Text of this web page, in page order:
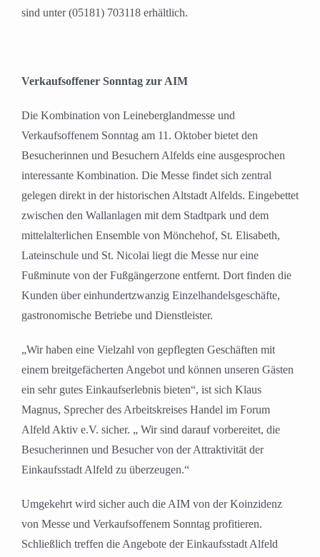
sind unter (05181) 703118 erhältlich.
Verkaufsoffener Sonntag zur AIM
Die Kombination von Leineberglandmesse und
Verkaufsoffenem Sonntag am 11. Oktober bietet den
Besucherinnen und Besuchern Alfelds eine ausgesprochen
interessante Kombination. Die Messe findet sich zentral
gelegen direkt in der historischen Altstadt Alfelds. Eingebettet
zwischen den Wallanlagen mit dem Stadtpark und dem
mittelalterlichen Ensemble von Mönchehof, St. Elisabeth,
Lateinschule und St. Nicolai liegt die Messe nur eine
Fußminute von der Fußgängerzone entfernt. Dort finden die
Kunden über einhundertzwanzig Einzelhandelsgeschäfte,
gastronomische Betriebe und Dienstleister.
„Wir haben eine Vielzahl von gepflegten Geschäften mit
einem breitgefächerten Angebot und können unseren Gästen
ein sehr gutes Einkaufserlebnis bieten“, ist sich Klaus
Magnus, Sprecher des Arbeitskreises Handel im Forum
Alfeld Aktiv e.V. sicher. „ Wir sind darauf vorbereitet, die
Besucherinnen und Besucher von der Attraktivität der
Einkaufsstadt Alfeld zu überzeugen.“
Umgekehrt wird sicher auch die AIM von der Koinzidenz
von Messe und Verkaufsoffenem Sonntag profitieren.
Schließlich treffen die Angebote der Einkaufsstadt Alfeld